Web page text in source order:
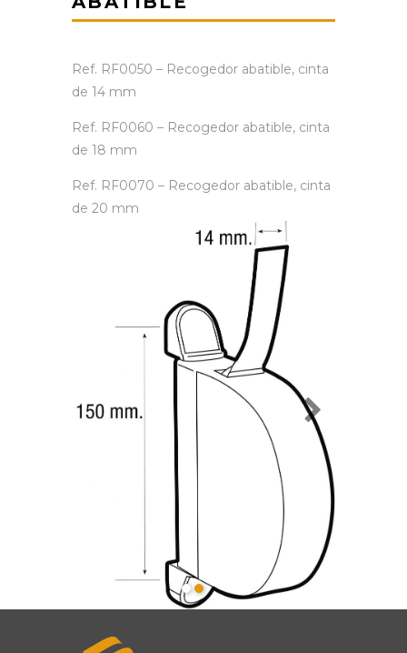
Ref. RF0050 – Recogedor abatible, cinta
de 14 mm
Ref. RF0060 – Recogedor abatible, cinta
de 18 mm
Ref. RF0070 – Recogedor abatible, cinta
de 20 mm